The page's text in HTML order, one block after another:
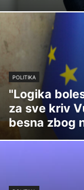
POLITIKA
"Logika
za sve kriv
besna zbog